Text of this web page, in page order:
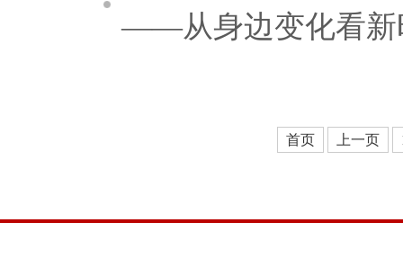
——从身边变化看新
首页 上一页